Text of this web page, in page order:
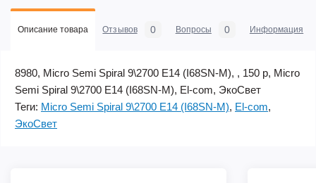
Описание товара Отзывов 0 Вопросы 0 Информация
8980, Micro Semi Spiral 9\2700 E14 (I68SN-M), , 150 р, Micro
Semi Spiral 9\2700 E14 (I68SN-M), El-com, ЭкоСвет
Теги: Micro Semi Spiral 9\2700 E14 (I68SN-M), El-com,
ЭкоСвет